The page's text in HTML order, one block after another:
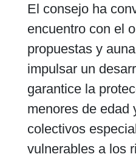
El consejo ha
encuentro con el
propuestas y
impulsar un
garantice la
menores de edad
colectivos
vulnerables a los